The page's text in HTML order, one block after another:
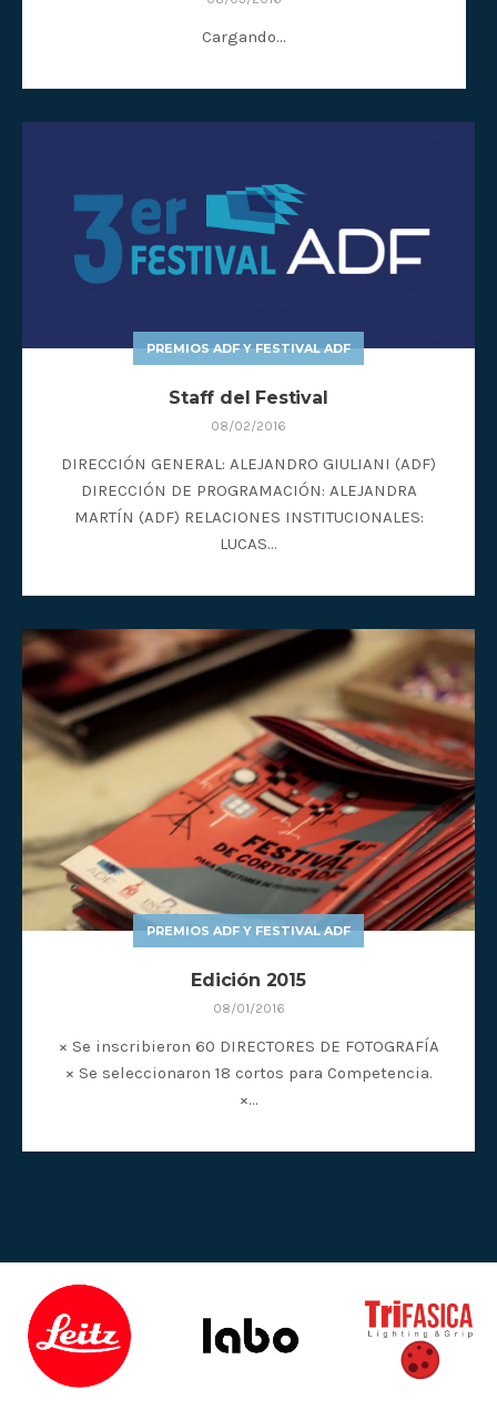
Cargando…
PREMIOS ADF Y FESTIVAL ADF
Staff del Festival
08/02/2016
DIRECCIÓN GENERAL: ALEJANDRO GIULIANI (ADF)
DIRECCIÓN DE PROGRAMACIÓN: ALEJANDRA
MARTÍN (ADF) RELACIONES INSTITUCIONALES:
LUCAS…
PREMIOS ADF Y FESTIVAL ADF
Edición 2015
08/01/2016
× Se inscribieron 60 DIRECTORES DE FOTOGRAFÍA
× Se seleccionaron 18 cortos para Competencia.
×…